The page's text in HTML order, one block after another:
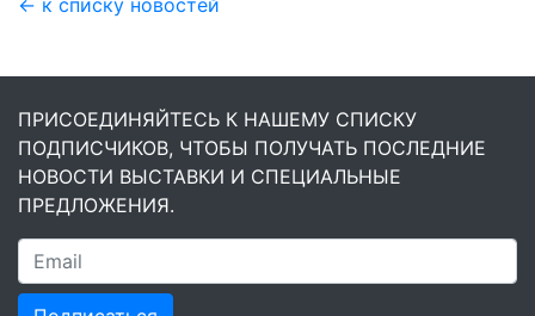
ПРИСОЕДИНЯЙТЕСЬ К НАШЕМУ СПИСКУ
ПОДПИСЧИКОВ, ЧТОБЫ ПОЛУЧАТЬ ПОСЛЕДНИЕ
НОВОСТИ ВЫСТАВКИ И СПЕЦИАЛЬНЫЕ
ПРЕДЛОЖЕНИЯ.